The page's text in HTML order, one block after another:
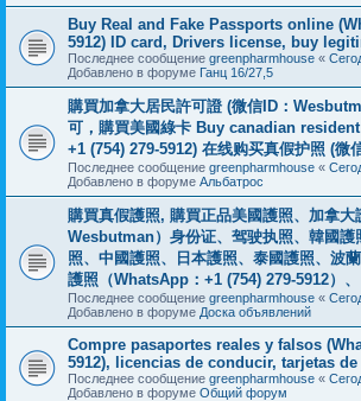
Buy Real and Fake Passports online
5912) ID card, Drivers license, buy
Последнее сообщение greenpharmhouse «
Добавлено в форуме Ганц 16/27,5
購買加拿大居民許可證 (微信ID：
可，購買美國綠卡 Buy canadian
+1 (754) 279-5912) 在线购买真假护照 (微
Последнее сообщение greenpharmhouse «
Добавлено в форуме Альбатрос
購買真假護照, 購買正品美國護照、加拿大
Wesbutman）身份证、驾驶执照、韓國護
照、中國護照、日本護照、泰國護照、波
護照（WhatsApp：+1 (754) 279-5912）、
Последнее сообщение greenpharmhouse «
Добавлено в форуме Доска объявлений
Compre pasaportes reales y falsos
5912), licencias de conducir, tarjetas
Последнее сообщение greenpharmhouse «
Добавлено в форуме Общий форум